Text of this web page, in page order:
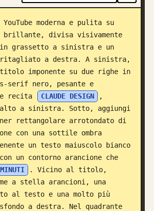
moderna e pulita su
brillante, divisa visivamente
grassetto a sinistra e un
ritagliato a destra. A sinistra,
imponente su due righe in
serif nero, pesante e
recita
CLAUDE DESIGN
,
a sinistra. Sotto, aggiungi
rettangolare arrotondato di
con una sottile ombra
un testo maiuscolo bianco
un contorno arancione che
. Vicino al titolo,
a stella arancioni, una
al testo e una molto più
a destra. Nel quadrante